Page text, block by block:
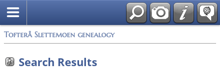
Tofterå Slettemoen genealogy
Search Results